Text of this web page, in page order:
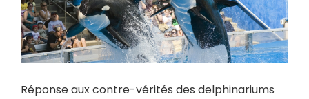
Réponse aux contre-vérités des delphinariums